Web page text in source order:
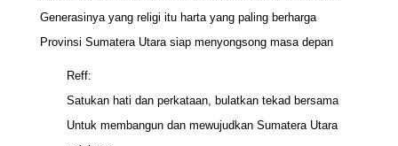
Generasinya yang religi itu harta yang paling berharga
Provinsi Sumatera Utara siap menyongsong masa depan
Reff:
Satukan hati dan perkataan, bulatkan tekad bersama
Untuk membangun dan mewujudkan Sumatera Utara